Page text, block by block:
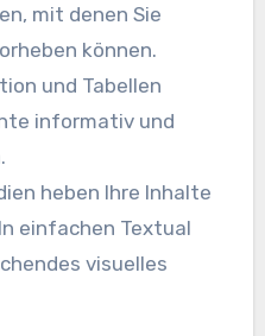
mit denen Sie
können.
und Tabellen
informativ und
heben Ihre Inhalte
einfachen Textual
visuelles